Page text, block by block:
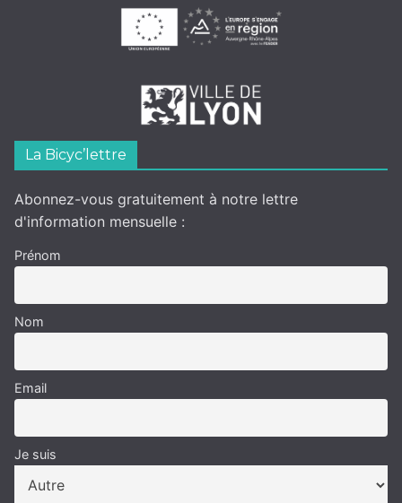
La Bicyc’lettre
Abonnez-vous gratuitement à notre lettre
d'information mensuelle :
Prénom
Nom
Email
Je suis